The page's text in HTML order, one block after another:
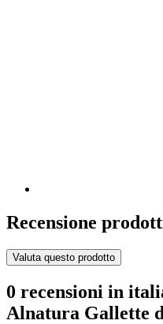
Recensione
Valuta questo prodotto
0 recensioni in
Alnatura Gallette